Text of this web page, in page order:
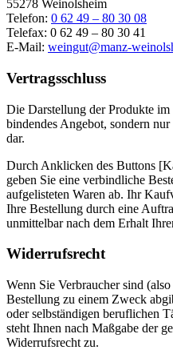
55278 Weinolsheim
Telefon: 0 62 49 – 80 30 08
Telefax: 0 62 49 – 80 30 41
E-Mail: weingut@manz-
Vertragsschluss
Die Darstellung der Produkte
bindendes Angebot, sondern
dar.
Durch Anklicken des Buttons
geben Sie eine verbindliche
aufgelisteten Waren ab. Ihr
Ihre Bestellung durch eine
unmittelbar nach dem Erhalt
Widerrufsrecht
Wenn Sie Verbraucher sind
Bestellung zu einem Zweck
oder selbständigen beruflichen
steht Ihnen nach Maßgabe der
Widerrufsrecht zu.